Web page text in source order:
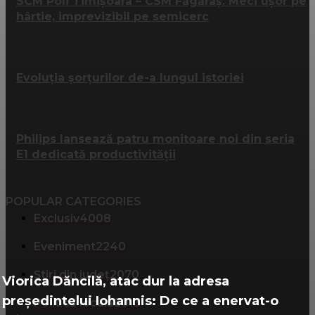
Viorica Dăncilă, atac dur la adresa
președintelui Iohannis: De ce a enervat-o
hârtie, imprevizibil pe semicerc
Evoluția șorțurilor de-a lungul istoriei
Philips lansează patru monitoare noi din seria
E1 dedicată productivității
POPULAR CATEGORIES
Exclusiv4008
Eveniment2240
Știri din județ2070
Politică locală2013